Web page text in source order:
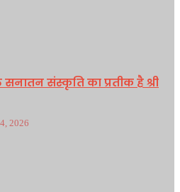
सनातन संस्कृति का प्रतीक है श्री
2026